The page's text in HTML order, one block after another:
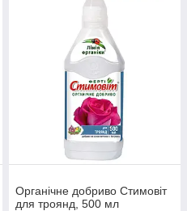
Органічне добриво Стимовіт
для троянд, 500 мл